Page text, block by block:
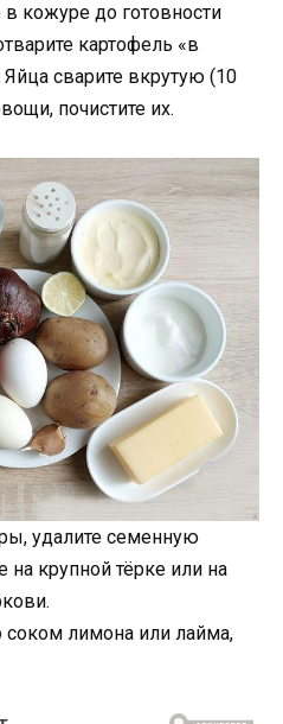
в кожуре до готовности
картофель «в
сварите вкрутую (10
почистите их.
удалите семенную
на крупной тёрке или на
соком лимона или лайма,